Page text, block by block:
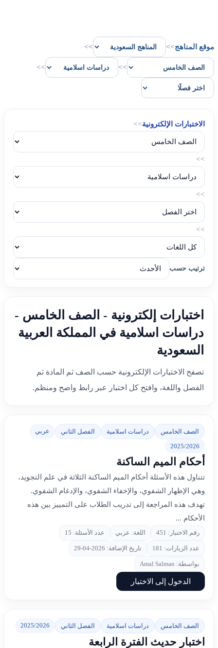
موقع المناهج>>
>>
>>
>>
الاختبارات الإلكترونية>>
>>
>>
>>
ترتيب حسب
اختبارات إلكترونية - الصف الخامس -
دراسات اسلامية في المملكة العربية
السعودية
تصفح الاختبارات الإلكترونية حسب الصف ثم المادة ثم
الفصل واللغة، وافتح كل اختبار عبر رابط واضح ومنظم.
الصف الخامس دراسات اسلامية الفصل الثاني عربي
2025/2026
أحكام الميم الساكنة
تتناول هذه الأسئلة أحكام الميم الساكنة الثلاثة في علم التجويد،
وهي الإظهار الشفوي، والإخفاء الشفوي، والإدغام الشفوي.
تهدف هذه المراجعة إلى تدريب الطلاب على التمييز بين هذه
الأحكام ...
رقم الاختبار: 451 اللغة: عربي عدد الأسئلة: 15
عدد الزيارات: 181 تاريخ الإضافة: 2026-04-29
بواسطة: Amal Salman
الدخول إلى الاختبار
الصف الخامس دراسات اسلامية الفصل الثاني 2025/2026
اختبار حديث الفترة الرابعة